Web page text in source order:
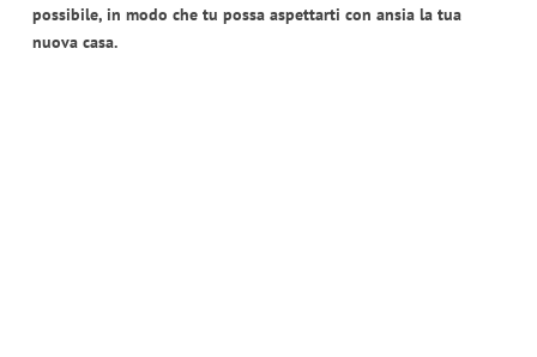
possibile, in modo che tu possa aspettarti con ansia la tua
nuova casa.